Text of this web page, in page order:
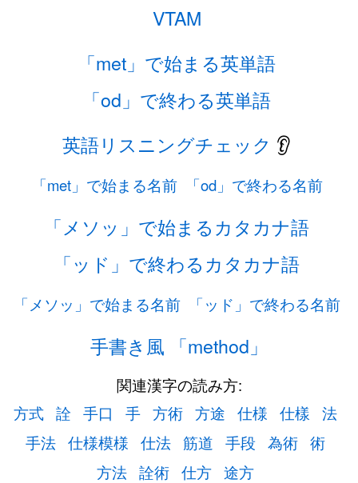
VTAM
「met」で始まる英単語
「od」で終わる英単語
英語リスニングチェック 👂
「met」で始まる名前 「od」で終わる名前
「メソッ」で始まるカタカナ語
「ッド」で終わるカタカナ語
「メソッ」で始まる名前 「ッド」で終わる名前
手書き風 「method」
関連漢字の読み方:
方式 詮 手口 手 方術 方途 仕様 仕樣
法
手法 仕様模様 仕法 筋道 手段 為術 術
方法 詮術 仕方 途方